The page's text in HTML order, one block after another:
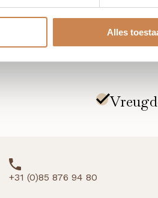
Alles
+31 (0)85 876 94 80